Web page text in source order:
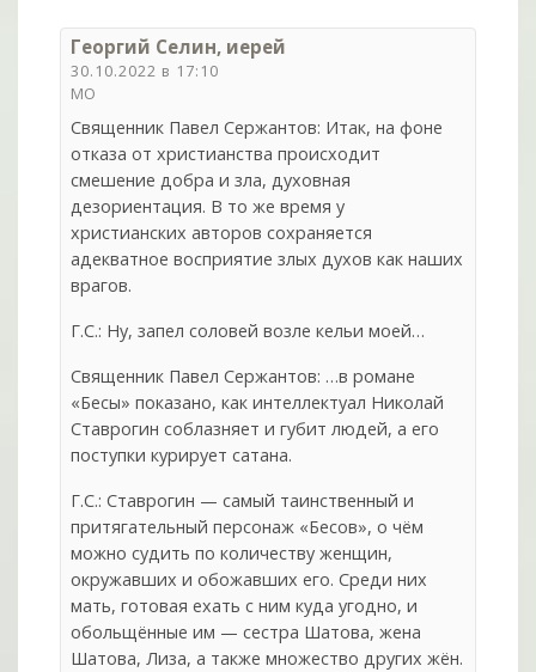
Георгий Селин, иерей
30.10.2022 в 17:10
МО
Священник Павел Сержантов: Итак, на фоне
отказа от христианства происходит
смешение добра и зла, духовная
дезориентация. В то же время у
христианских авторов сохраняется
адекватное восприятие злых духов как наших
врагов.
Г.С.: Ну, запел соловей возле кельи моей…
Священник Павел Сержантов: …в романе
«Бесы» показано, как интеллектуал Николай
Ставрогин соблазняет и губит людей, а его
поступки курирует сатана.
Г.С.: Ставрогин — самый таинственный и
притягательный персонаж «Бесов», о чём
можно судить по количеству женщин,
окружавших и обожавших его. Среди них
мать, готовая ехать с ним куда угодно, и
обольщённые им — сестра Шатова, жена
Шатова, Лиза, а также множество других жён.